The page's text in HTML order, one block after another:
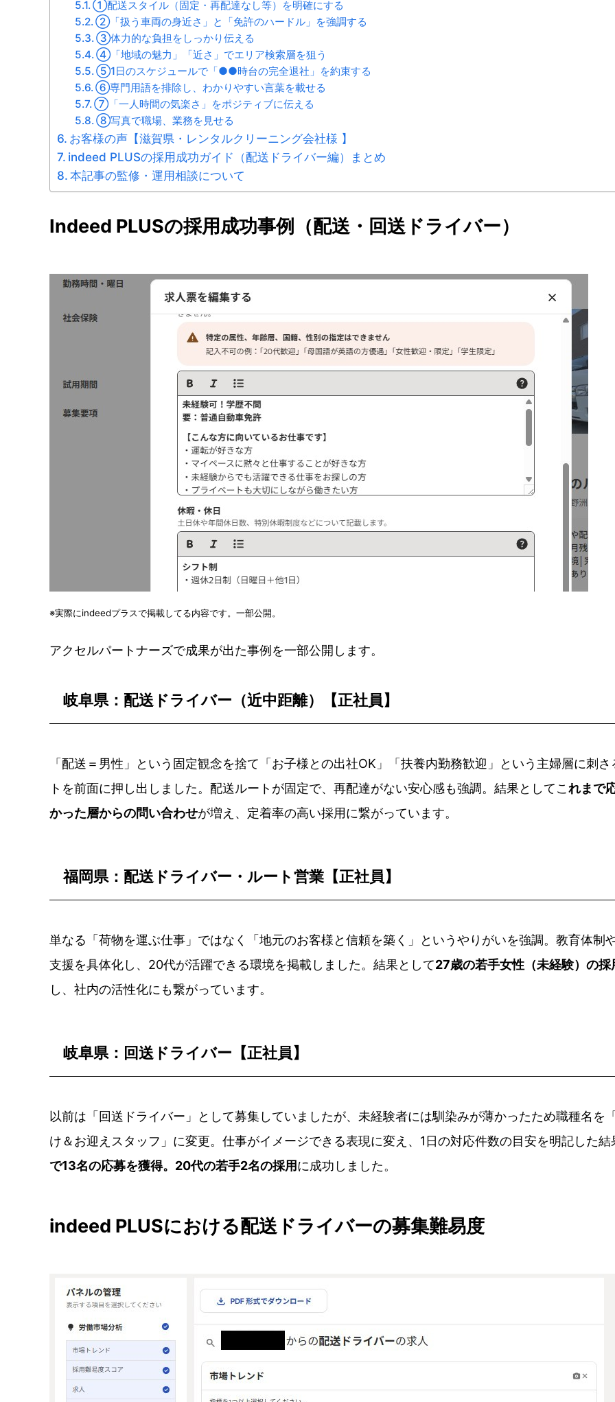
①配送スタイル（固定・再配達なし等）を明確にする
②「扱う車両の身近さ」と「免許のハードル」を強調する
③体力的な負担をしっかり伝える
④「地域の魅力」「近さ」でエリア検索層を狙う
⑤1日のスケジュールで「●●時台の完全退社」を約束する
⑥専門用語を排除し、わかりやすい言葉を載せる
⑦「一人時間の気楽さ」をポジティブに伝える
⑧写真で職場、業務を見せる
お客様の声【滋賀県・レンタルクリーニング会社様 】
indeed PLUSの採用成功ガイド（配送ドライバー編）まとめ
本記事の監修・運用相談について
Indeed PLUSの採用成功事例（配送・回送ドライバー）
※実際にindeedプラスで掲載してる内容です。一部公開。
アクセルパートナーズで成果が出た事例を一部公開します。
岐阜県：配送ドライバー（近中距離）【正社員】
「配送＝男性」という固定観念を捨て「お子様との出社OK」「扶養内勤務歓迎」という主婦層に刺さ
トを前面に押し出しました。配送ルートが固定で、再配達がない安心感も強調。結果としてこれまで
かった層からの問い合わせが増え、定着率の高い採用に繋がっています。
福岡県：配送ドライバー・ルート営業【正社員】
単なる「荷物を運ぶ仕事」ではなく「地元のお客様と信頼を築く」というやりがいを強調。教育体制
支援を具体化し、20代が活躍できる環境を掲載しました。結果として27歳の若手女性（未経験）の採
し、社内の活性化にも繋がっています。
岐阜県：回送ドライバー【正社員】
以前は「回送ドライバー」として募集していましたが、未経験者には馴染みが薄かったため職種名を
け＆お迎えスタッフ」に変更。仕事がイメージできる表現に変え、1日の対応件数の目安を明記した結
で13名の応募を獲得。20代の若手2名の採用に成功しました。
indeed PLUSにおける配送ドライバーの募集難易度